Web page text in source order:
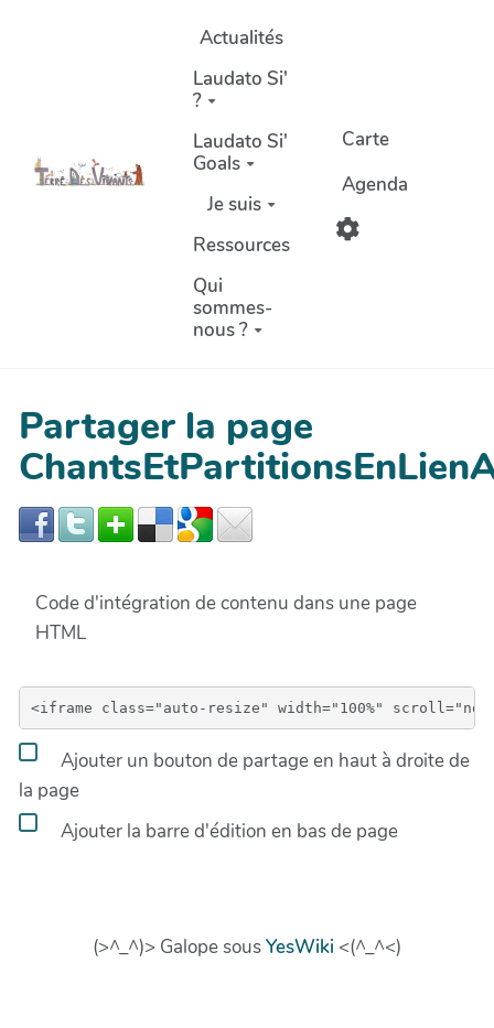
Aller au contenu principalActualités
Laudato Si'
?
Laudato Si'
Goals
Je suis
Ressources
Qui
sommes-
nous ?
Carte
Agenda
Partager la page
Code d'intégration de contenu dans une page
HTML
Ajouter un bouton de partage en haut à droite de
la page
Ajouter la barre d'édition en bas de page
(>^_^)> Galope sousYesWiki <(^_^<)